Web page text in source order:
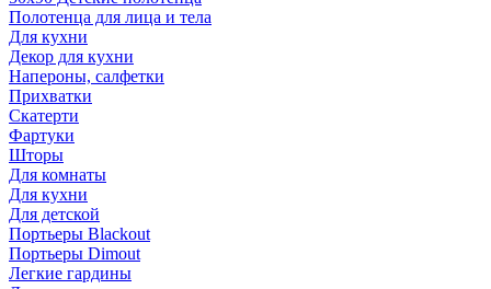
Полотенца для лица и тела
Для кухни
Декор для кухни
Напероны, салфетки
Прихватки
Скатерти
Фартуки
Шторы
Для комнаты
Для кухни
Для детской
Портьеры Blackout
Портьеры Dimout
Легкие гардины